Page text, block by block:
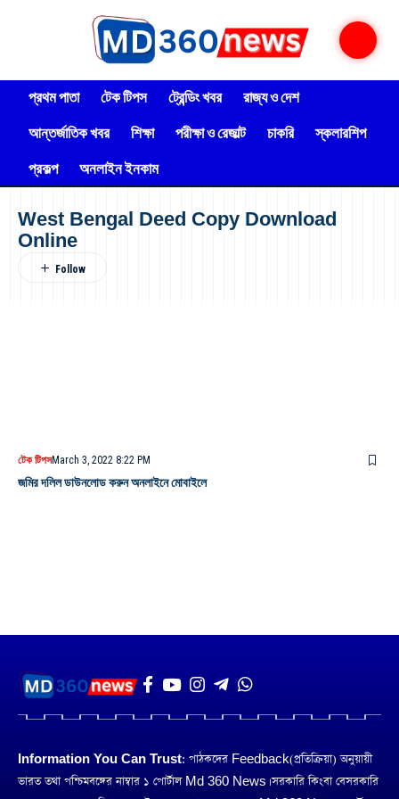
প্রথম পাতা টেক টিপস ট্রেন্ডিং খবর
রাজ্য ও দেশ
আন্তর্জাতিক খবর
শিক্ষা পরীক্ষা ও রেজাল্ট চাকরি
স্কলারশিপ
প্রকল্প
অনলাইন ইনকাম
West Bengal Deed Copy Download
Online
টেক টিপসMarch 3, 2022 8:22 PM
জমির দলিল ডাউনলোড করুন অনলাইনে মোবাইলে
Information You Can Trust: পাঠকদের Feedback(প্রতিক্রিয়া) অনুয়ায়ী
ভারত তথা পশ্চিমবঙ্গের নাম্বার ১ পোর্টাল Md 360 News। সরকারি কিংবা বেসরকারি